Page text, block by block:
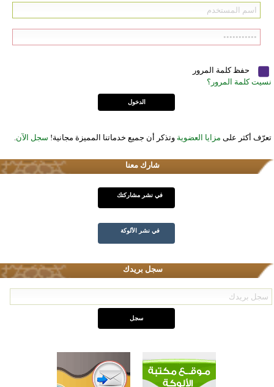
حفظ كلمة المرور
نسيت كلمة المرور؟
تعرّف أكثر على مزايا العضوية وتذكر أن جميع خدماتنا المميزة مجانية! سجل الآن
شارك معنا
في نشر مشاركتك
في نشر الألوكة
سجل بريدك